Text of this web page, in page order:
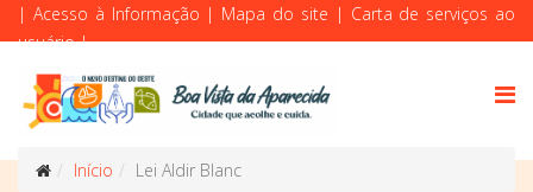
| Acesso à Informação | Mapa do site | Carta de serviços ao
usuário|
Início Lei Aldir Blanc